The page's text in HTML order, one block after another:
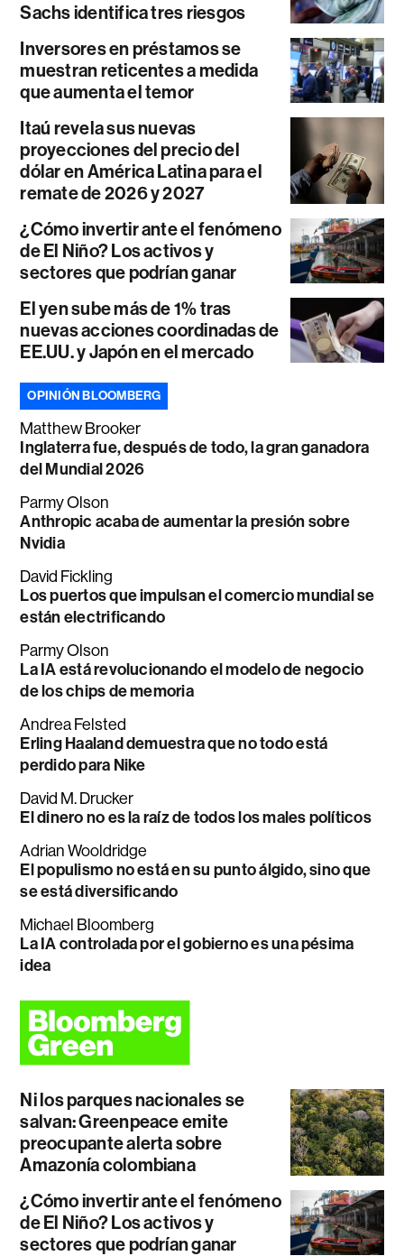
Sachs identifica tres riesgos
Inversores en préstamos se
muestran reticentes a medida
que aumenta el temor
Itaú revela sus nuevas
proyecciones del precio del
dólar en América Latina para el
remate de 2026 y 2027
¿Cómo invertir ante el fenómeno
de El Niño? Los activos y
sectores que podrían ganar
El yen sube más de 1% tras
nuevas acciones coordinadas de
EE.UU. y Japón en el mercado
OPINIÓN BLOOMBERG
Matthew Brooker
Inglaterra fue, después de todo, la gran ganadora
del Mundial 2026
Parmy Olson
Anthropic acaba de aumentar la presión sobre
Nvidia
David Fickling
Los puertos que impulsan el comercio mundial se
están electrificando
Parmy Olson
La IA está revolucionando el modelo de negocio
de los chips de memoria
Andrea Felsted
Erling Haaland demuestra que no todo está
perdido para Nike
David M. Drucker
El dinero no es la raíz de todos los males políticos
Adrian Wooldridge
El populismo no está en su punto álgido, sino que
se está diversificando
Michael Bloomberg
La IA controlada por el gobierno es una pésima
idea
Ni los parques nacionales se
salvan: Greenpeace emite
preocupante alerta sobre
Amazonía colombiana
¿Cómo invertir ante el fenómeno
de El Niño? Los activos y
sectores que podrían ganar